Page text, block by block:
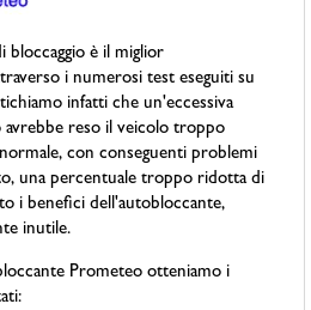
bloccaggio è il miglior
i numerosi test eseguiti su
infatti che un'eccessiva
avrebbe reso il veicolo troppo
con conseguenti problemi
una percentuale troppo ridotta di
i benefici dell'autobloccante,
inutile.
Prometeo otteniamo i